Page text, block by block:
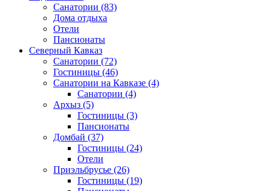
Санатории (83)
Дома отдыха
Отели
Пансионаты
Северный Кавказ
Санатории (72)
Гостиницы (46)
Санатории на Кавказе (4)
Санатории (4)
Архыз (5)
Гостиницы (3)
Пансионаты
Домбай (37)
Гостиницы (24)
Отели
Приэльбрусье (26)
Гостиницы (19)